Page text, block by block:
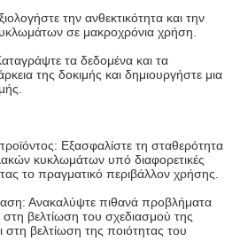
την ανθεκτικότητα και την
σε μακροχρόνια χρήση.
τα δεδομένα και τα
της δοκιμής και δημιουργήστε μια
Εξασφαλίστε τη σταθερότητα
κυκλωμάτων υπό διαφορετικές
το πραγματικό περιβάλλον χρήσης.
Ανακαλύψτε πιθανά προβλήματα
βελτίωση του σχεδιασμού της
βελτίωση της ποιότητας του